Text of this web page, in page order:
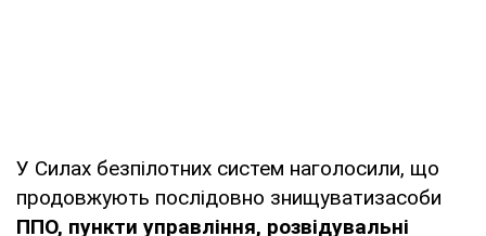
У Силах безпілотних систем наголосили, що
продовжують послідовно знищуватизасоби
ППО, пункти управління, розвідувальні